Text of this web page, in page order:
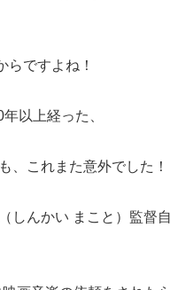
らですよね！
以上経った、
、これまた意外でした！
しんかい まこと）監督自